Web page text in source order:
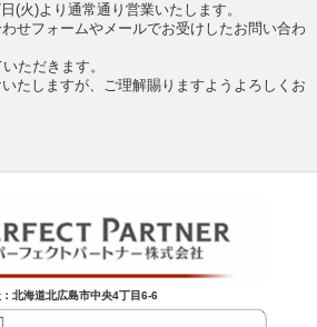
(火)より通常通り営業いたします。
せフォームやメールでお受けしたお問い合わ
ただきます。
たしますが、ご理解賜りますようよろしくお
北海道北広島市中央4丁目6-6